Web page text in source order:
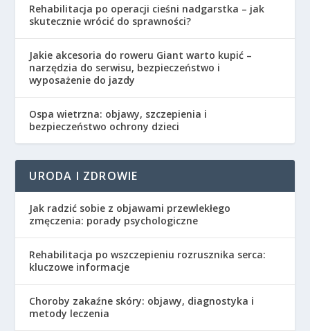
Rehabilitacja po operacji cieśni nadgarstka – jak
skutecznie wrócić do sprawności?
Jakie akcesoria do roweru Giant warto kupić –
narzędzia do serwisu, bezpieczeństwo i
wyposażenie do jazdy
Ospa wietrzna: objawy, szczepienia i
bezpieczeństwo ochrony dzieci
URODA I ZDROWIE
Jak radzić sobie z objawami przewlekłego
zmęczenia: porady psychologiczne
Rehabilitacja po wszczepieniu rozrusznika serca:
kluczowe informacje
Choroby zakaźne skóry: objawy, diagnostyka i
metody leczenia